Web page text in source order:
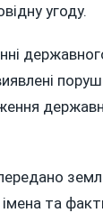
угоду.
та